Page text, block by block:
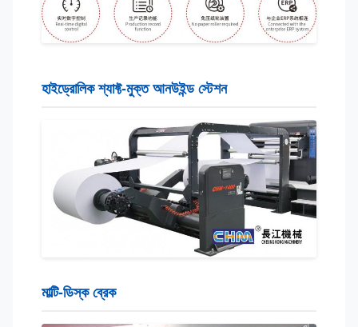
হাইড্রোলিক শ্যাফ্ট-মুক্ত আনউইন্ড স্টেশন
মাল্টি-ডিস্ক ব্রেক